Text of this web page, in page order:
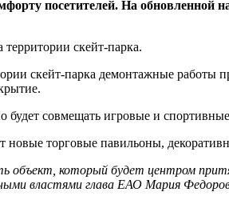
посетителей. На обновленной
скейт-парка.
скейт-парка демонтажные работы
совмещать игровые и
новые торговые павильоны,
который будет центром
властями глава ЕАО Мария